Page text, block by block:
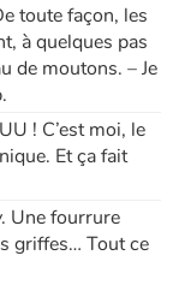
toute façon, les
à quelques pas
de moutons. – Je
! C’est moi, le
Et ça fait
Une fourrure
griffes… Tout ce